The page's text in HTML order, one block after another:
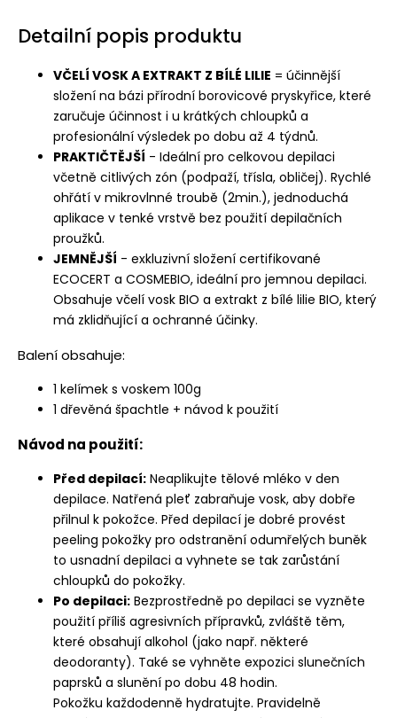
Detailní popis produktu
VČELÍ VOSK A EXTRAKT Z BÍLÉ LILIE = účinnější
složení na bázi přírodní borovicové pryskyřice, které
zaručuje účinnost i u krátkých chloupků a
profesionální výsledek po dobu až 4 týdnů.
PRAKTIČTĚJŠÍ - Ideální pro celkovou depilaci
včetně citlivých zón (podpaží, třísla, obličej). Rychlé
ohřátí v mikrovlnné troubě (2min.), jednoduchá
aplikace v tenké vrstvě bez použití depilačních
proužků.
JEMNĚJŠÍ - exkluzivní složení certifikované
ECOCERT a COSMEBIO, ideální pro jemnou depilaci.
Obsahuje včelí vosk BIO a extrakt z bílé lilie BIO, který
má zklidňující a ochranné účinky.
Balení obsahuje:
1 kelímek s voskem 100g
1 dřevěná špachtle + návod k použití
Návod na použití:
Před depilací: Neaplikujte tělové mléko v den
depilace. Natřená pleť zabraňuje vosk, aby dobře
přilnul k pokožce. Před depilací je dobré provést
peeling pokožky pro odstranění odumřelých buněk
to usnadní depilaci a vyhnete se tak zarůstání
chloupků do pokožky.
Po depilaci: Bezprostředně po depilaci se vyzněte
použití příliš agresivních přípravků, zvláště těm,
které obsahují alkohol (jako např. některé
deodoranty). Také se vyhněte expozici slunečních
paprsků a slunění po dobu 48 hodin.
Pokožku každodenně hydratujte. Pravidelně